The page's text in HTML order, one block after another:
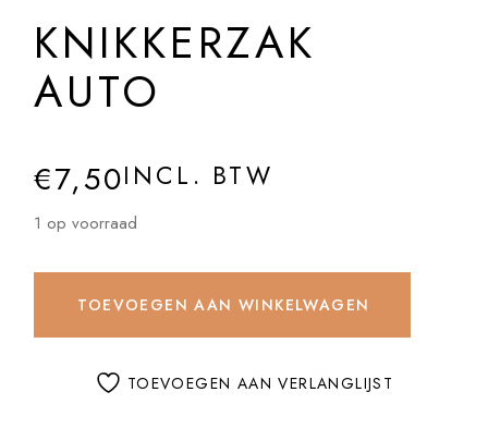
KNIKKERZAK
AUTO
€7,50INCL. BTW
1 op voorraad
TOEVOEGEN AAN WINKELWAGEN
TOEVOEGEN AAN VERLANGLIJST